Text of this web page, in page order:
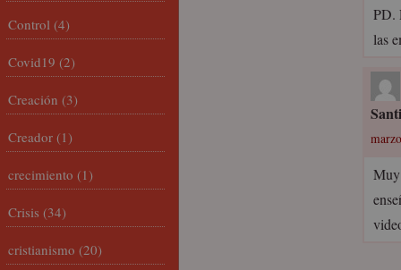
PD.
las
Muy
Control (4)
Covid19 (2)
Creación (3)
Creador (1)
crecimiento (1)
Crisis (34)
cristianismo (20)